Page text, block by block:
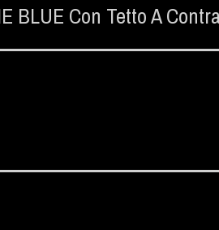
BLUE Con Tetto A